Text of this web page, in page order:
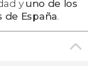
y uno de los
España.